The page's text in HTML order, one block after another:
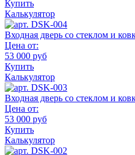
Купить
Калькулятор
Входная дверь со стеклом и
Цена от:
53 000 руб
Купить
Калькулятор
Входная дверь со стеклом и
Цена от:
53 000 руб
Купить
Калькулятор